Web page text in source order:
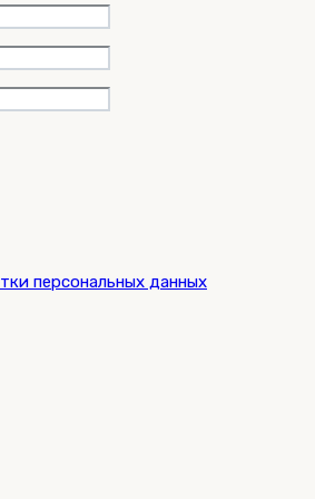
персональных данных